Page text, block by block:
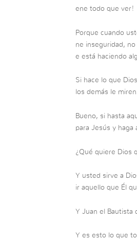
ene todo que ver!
Porque cuando
ne inseguridad,
e está haciendo
Si hace lo que
los demás le
Bueno, si hasta
para Jesús y haga
¿Qué quiere Dios
Y usted sirve a
ir aquello que Él
Y Juan el Bautista
Y es esto lo que